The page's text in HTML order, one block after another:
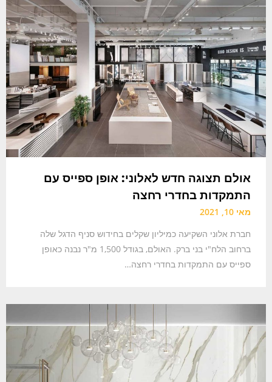
אולם תצוגה חדש לאלוני: אופן ספייס עם
התמקדות בחדרי רחצה
מאי 10, 2021
חברת אלוני השקיעה כמיליון שקלים בחידוש סניף הדגל שלה
ברחוב הלח"י בני ברק. האולם, בגודל 1,500 מ"ר נבנה כאופן
ספייס עם התמקדות בחדרי רחצה…